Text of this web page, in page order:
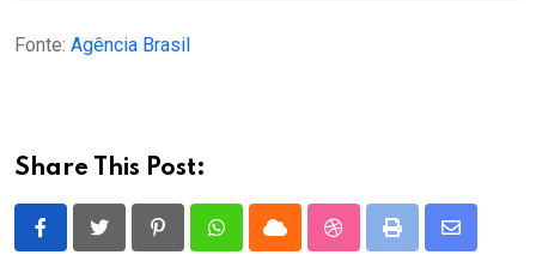
Fonte: Agência Brasil
Share This Post:
PinterestWhatsappCloud StumbleUpon
Print
Share